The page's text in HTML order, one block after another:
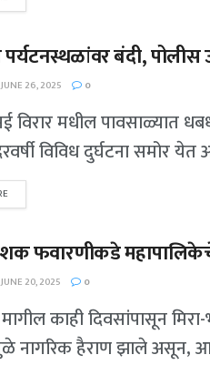
बंदी,
JUNE 26, 2025 0
मधील पावसाळ्यात
विविध दुर्घटना समोर
फवारणीकडे महापालिकेचे
JUNE 20, 2025 0
काही दिवसांपासून
नागरिक हैराण झाले असून,